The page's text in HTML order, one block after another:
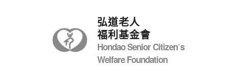
弘道老人
福利基金會
Hondao Senior Citizenˊs
Welfare Foundation